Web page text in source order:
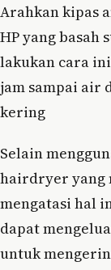
Arahkan kipas
HP yang basah
lakukan cara
jam sampai air
kering
Selain
hairdryer yang
mengatasi hal
dapat
untuk